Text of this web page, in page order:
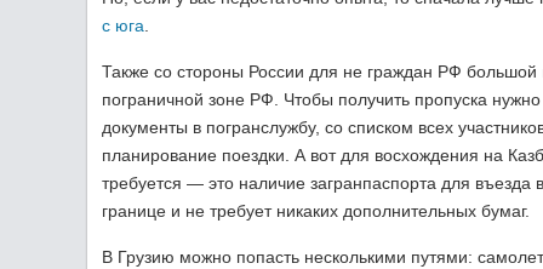
с юга
Также со стороны России для не граждан РФ большой
пограничной зоне РФ. Чтобы получить пропуска
документы в погранслужбу, со списком всех
планирование поездки. А вот для восхождения на
требуется — это наличие загранпаспорта для
границе и не требует никаких дополнительных бумаг.
В Грузию можно попасть несколькими путями: